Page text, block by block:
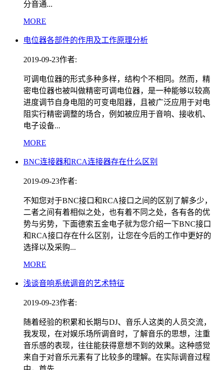
分音通...
MORE
电位器各部件的作用及工作原理分析
2019-09-23作者:
可调电位器的形式多种多样，结构个不相同。然而，精
密电位器也被叫做精密可调电位器，是一种能够以较高
进度调节自身电阻的可变电阻器，且被广泛应用于对电
阻实行精密调整的场合，例如被应用于音响、接收机、
电子设备...
MORE
BNC连接器和RCA连接器存在什么区别
2019-09-23作者:
不知您对于BNC接口和RCA接口之间的区别了解多少，
二者之间有着相似之处，也有着不同之处，各有各的优
势与劣势，下面德索五金电子就为您介绍一下BNC接口
和RCA接口存在什么区别，让您在今后的工作中更好的
选择以及采购...
MORE
浅谈音响系统调音的艺术特征
2019-09-23作者:
随着经验的积累和长期与DJ、音乐人这类的人员交流，
我发现，在对娱乐场所调音时，了解音乐的思想，注重
音乐感的表现，往往能获得意想不到的效果。这种感觉
来自于对音乐元素有了比较多的理解。在实际调音过程